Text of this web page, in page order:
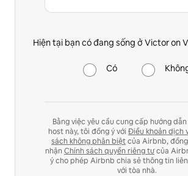
Hiện tại bạn có đang sống ở Victor on
Có
Bằng việc yêu cầu cung cấp hướng
host này, tôi đồng ý với Điều khoản dịch
sách không phân biệtcủa Airbnb,
nhận Chính sách quyền riêng tưcủa
ý cho phép Airbnb chia sẻ thông tin
với tòa nhà.